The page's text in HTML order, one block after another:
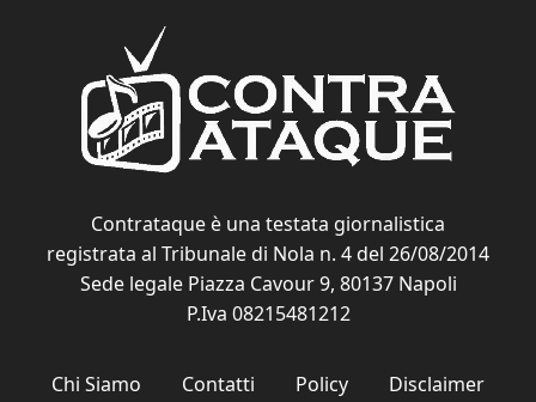
Contrataque è una testata giornalistica
registrata al Tribunale di Nola n. 4 del 26/08/2014
Sede legale Piazza Cavour 9, 80137 Napoli
P.Iva 08215481212
Chi Siamo Contatti Policy Disclaimer